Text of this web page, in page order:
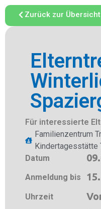
Zurück zur Übersicht
Für interessierte
Familienzentrum
Kindertagesstätte
Datum
Anmeldung bis
Uhrzeit